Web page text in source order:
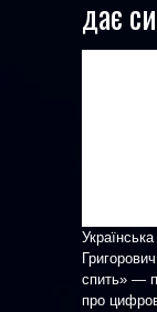
дає
спить» —
про